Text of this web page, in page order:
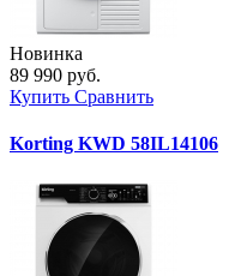
Новинка
89 990 руб.
Купить Сравнить
Korting KWD 58IL14106